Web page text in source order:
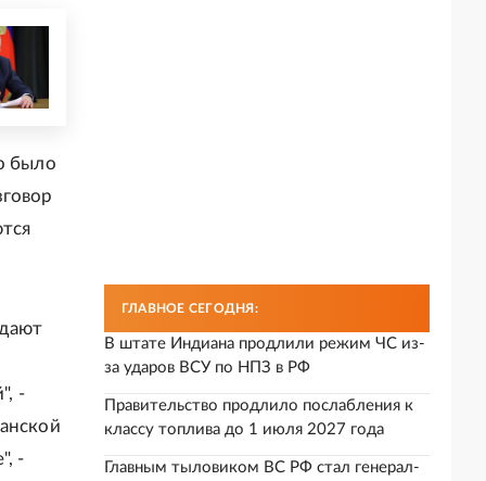
было
-
-
ГЛАВНОЕ СЕГОДНЯ:
В штате Индиана продлили режим ЧС из-
за ударов ВСУ по НПЗ в РФ
Правительство продлило послабления к
классу топлива до 1 июля 2027 года
Главным тыловиком ВС РФ стал генерал-